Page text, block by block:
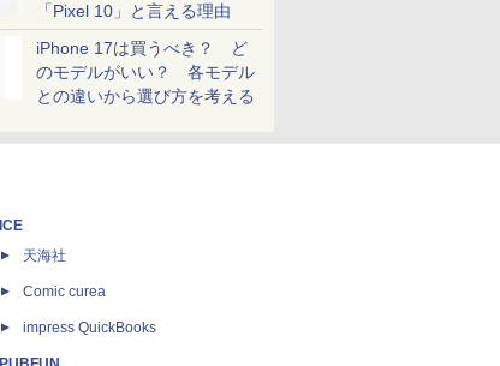
「Pixel 10」と言える理由
iPhone 17は買うべき？ ど
のモデルがいい？ 各モデル
との違いから選び方を考える
ICE
天海社
Comic curea
impress QuickBooks